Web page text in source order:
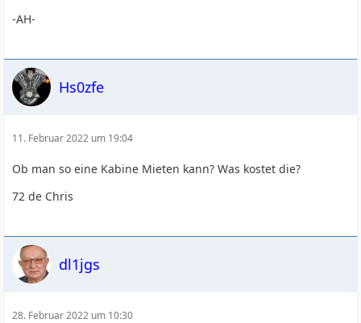
-AH-
Hs0zfe
11. Februar 2022 um 19:04
Ob man so eine Kabine Mieten kann? Was kostet die?
72 de Chris
dl1jgs
28. Februar 2022 um 10:30